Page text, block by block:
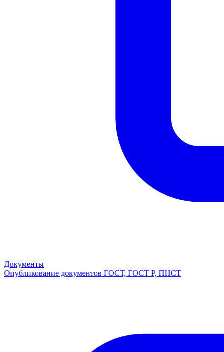
Документы
Опубликование документов ГОСТ, ГОСТ Р, ПНСТ